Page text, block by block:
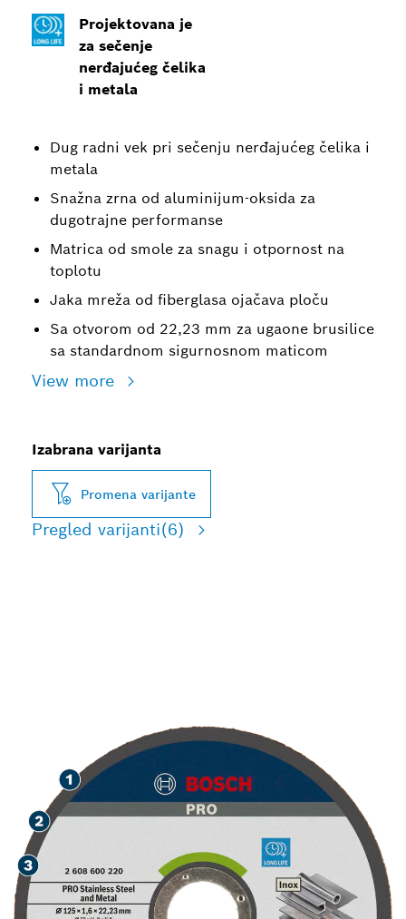
Projektovana je
za sečenje
nerđajućeg čelika
i metala
Dug radni vek pri sečenju nerđajućeg čelika i
metala
Snažna zrna od aluminijum-oksida za
dugotrajne performanse
Matrica od smole za snagu i otpornost na
toplotu
Jaka mreža od fiberglasa ojačava ploču
Sa otvorom od 22,23 mm za ugaone brusilice
sa standardnom sigurnosnom maticom
View more
Izabrana varijanta
Promena varijante
Pregled varijanti(6)